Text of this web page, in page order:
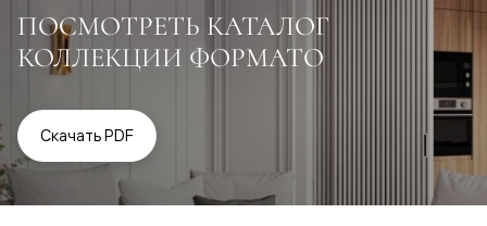
ПОСМОТРЕТЬ КАТАЛОГ
КОЛЛЕКЦИИ ФОРМАТО
Скачать PDF